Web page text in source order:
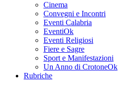
Cinema
Convegni e Incontri
Eventi Calabria
EventiOk
Eventi Religiosi
Fiere e Sagre
Sport e Manifestazioni
Un Anno di CrotoneOk
Rubriche